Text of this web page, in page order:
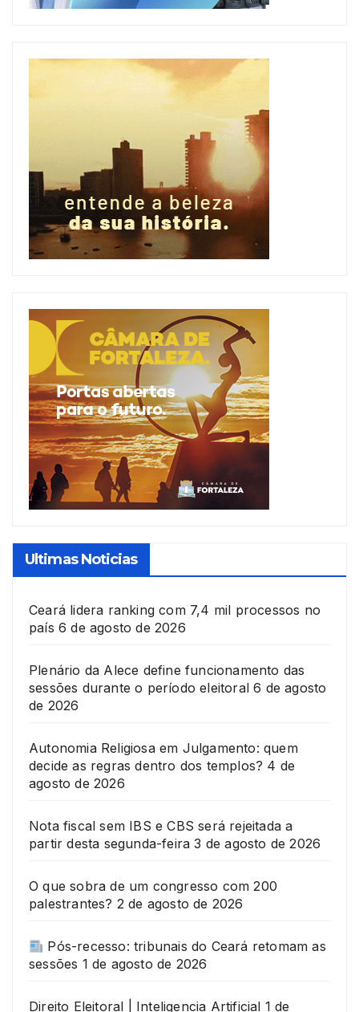
Ultimas Noticias
Ceará lidera ranking com 7,4 mil processos no
país 6 de agosto de 2026
Plenário da Alece define funcionamento das
sessões durante o período eleitoral 6 de agosto
de 2026
Autonomia Religiosa em Julgamento: quem
decide as regras dentro dos templos? 4 de
agosto de 2026
Nota fiscal sem IBS e CBS será rejeitada a
partir desta segunda-feira 3 de agosto de 2026
O que sobra de um congresso com 200
palestrantes? 2 de agosto de 2026
Pós-recesso: tribunais do Ceará retomam as
sessões 1 de agosto de 2026
Direito Eleitoral | Inteligencia Artificial 1 de